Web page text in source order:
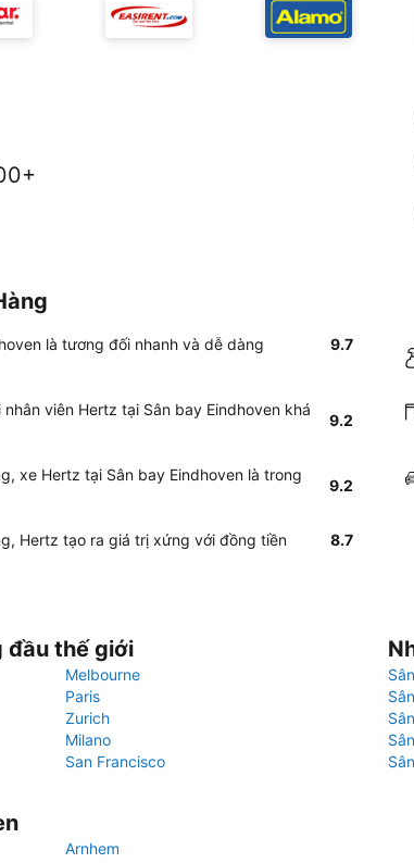
là tương đối nhanh và dễ dàng 9.7
viên Hertz tại Sân bay Eindhoven khá
9.2
xe Hertz tại Sân bay Eindhoven là trong
9.2
Hertz tạo ra giá trị xứng với đồng tiền 8.7
đầu thế giới
Melbourne
Paris
Zurich
Milano
San Francisco
Arnhem